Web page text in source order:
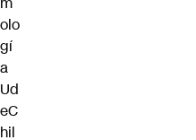
olo
gí
a
Ud
eC
hil